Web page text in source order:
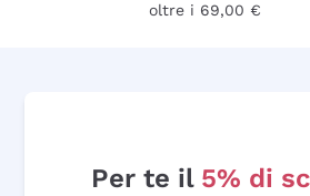
oltre i 69,00 €
Per te il 5% di